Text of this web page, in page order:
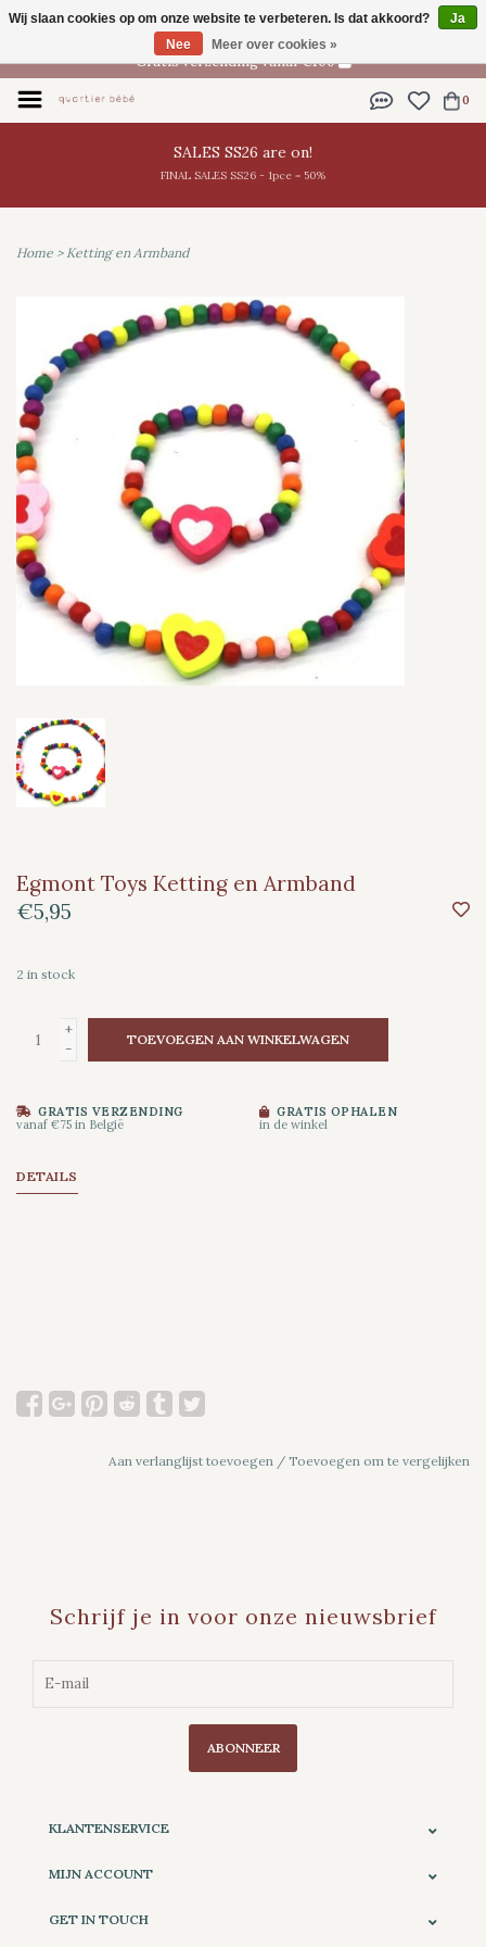
NL
Gratis verzending vanaf €100
0
SALES SS26 are on!
FINAL SALES SS26 - 1pce = 50%
Home > Ketting en Armband
Egmont Toys Ketting en Armband
€5,95
2 in stock
+
-
TOEVOEGEN AAN WINKELWAGEN
GRATIS VERZENDING
vanaf €75 in België
GRATIS OPHALEN
in de winkel
DETAILS
Aan verlanglijst toevoegen / Toevoegen om te vergelijken
Schrijf je in voor onze nieuwsbrief
ABONNEER
KLANTENSERVICE
MIJN ACCOUNT
GET IN TOUCH
Wij slaan cookies op om onze website te verbeteren. Is dat akkoord?
Ja
Nee
Meer over cookies »